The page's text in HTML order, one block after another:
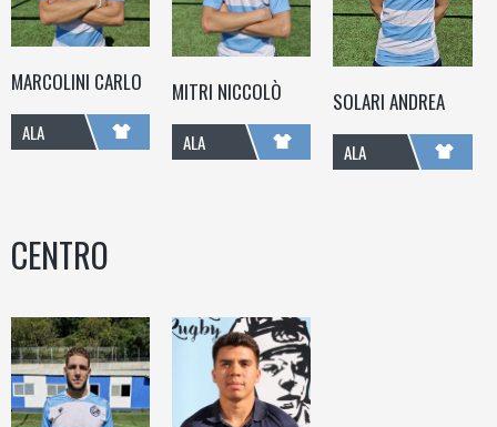
MARCOLINI CARLO
ALA
MITRI NICCOLÒ
ALA
SOLARI ANDREA
ALA
CENTRO